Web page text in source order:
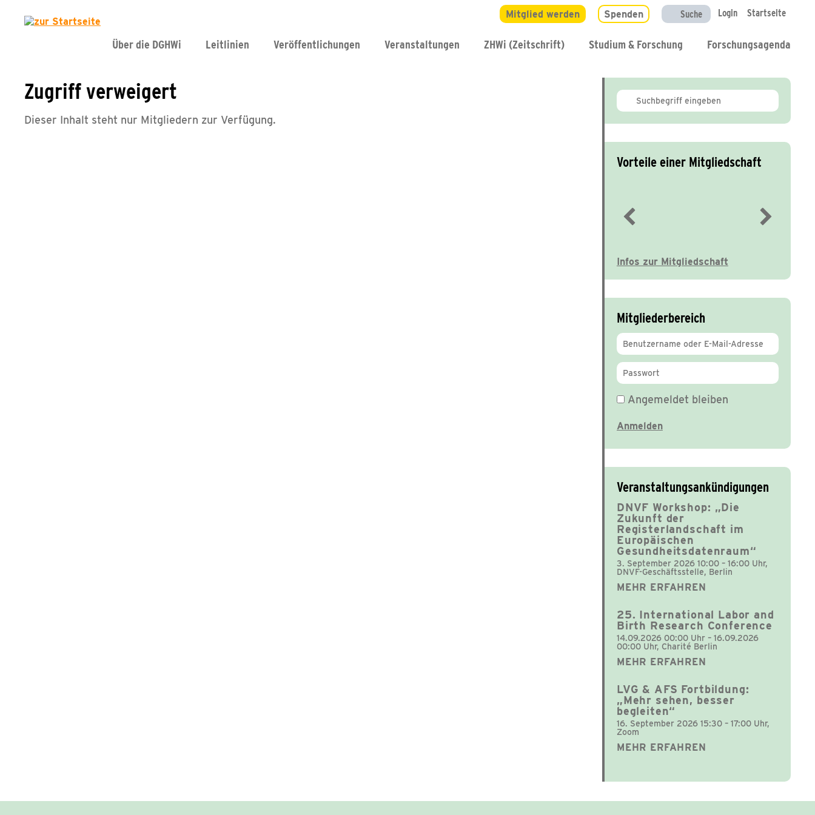
Mitglied werden Spenden Suche Login Startseite
Über die DGHWi Leitlinien Veröffentlichungen Veranstaltungen ZHWi (Zeitschrift) Studium & Forschung Forschungsagenda
Zugriff verweigert
Dieser Inhalt steht nur Mitgliedern zur Verfügung.
Vorteile einer Mitgliedschaft
Infos zur Mitgliedschaft
Mitgliederbereich
Angemeldet bleiben
Veranstaltungsankündigungen
DNVF Workshop: „Die
Zukunft der
Registerlandschaft im
Europäischen
Gesundheitsdatenraum“
3. September 2026 10:00 – 16:00 Uhr,
DNVF-Geschäftsstelle, Berlin
MEHR ERFAHREN
25. International Labor and
Birth Research Conference
14.09.2026 00:00 Uhr – 16.09.2026
00:00 Uhr, Charité Berlin
MEHR ERFAHREN
LVG & AFS Fortbildung:
„Mehr sehen, besser
begleiten“
16. September 2026 15:30 – 17:00 Uhr,
Zoom
MEHR ERFAHREN